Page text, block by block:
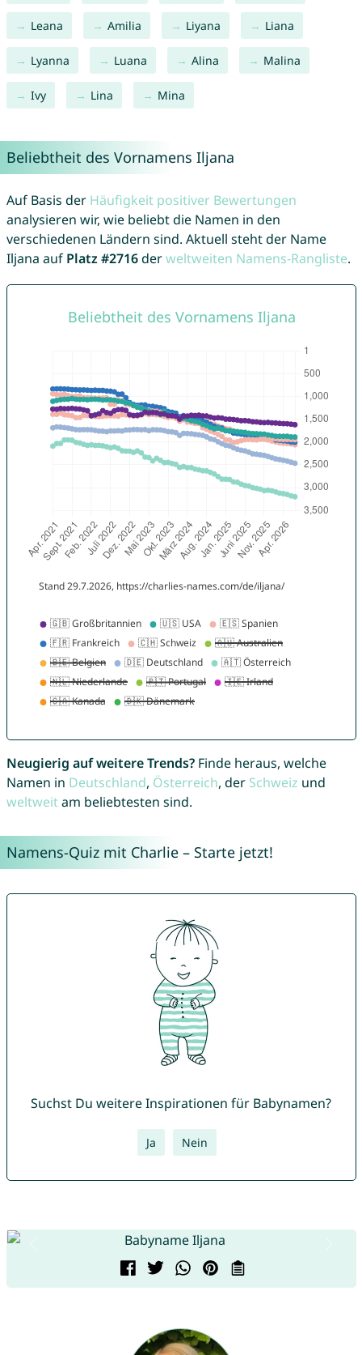
Leana Amilia Liyana Liana
Lyanna Luana Alina Malina
Ivy Lina Mina
Beliebtheit des Vornamens Iljana
Auf Basis der Häufigkeit positiver Bewertungen
analysieren wir, wie beliebt die Namen in den
verschiedenen Ländern sind. Aktuell steht der Name
Iljana auf Platz #2716derweltweiten Namens-Rangliste.
Neugierig auf weitere Trends?Finde heraus, welche
Namen in Deutschland, Österreich, der Schweiz und
weltweitam beliebtesten sind.
Namens-Quiz mit Charlie – Starte jetzt!
Suchst Du weitere Inspirationen für Babynamen?
Ja Nein